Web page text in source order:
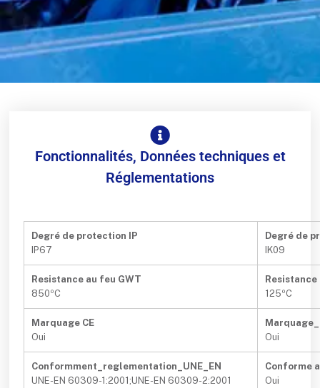
Fonctionnalités, Données techniques et
Réglementations
Degré de protection IP
IP67
Degré de
IK09
Resistance au feu GWT
850ºC
125ºC
Marquage CE
Oui
Oui
Conformment_reglementation_UNE_EN
UNE-EN 60309-1:2001;UNE-EN 60309-2:2001
Conforme
Oui